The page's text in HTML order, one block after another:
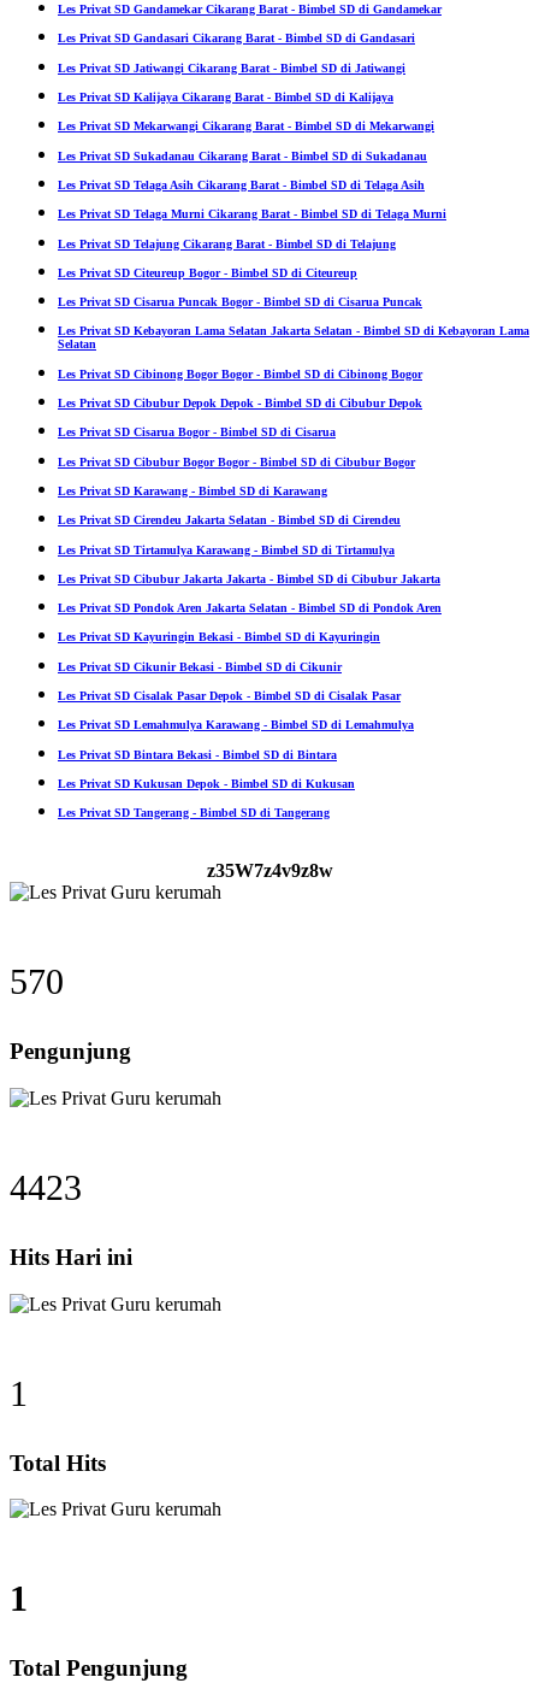
Les Privat SD Gandamekar Cikarang Barat - Bimbel SD di Gandamekar
Les Privat SD Gandasari Cikarang Barat - Bimbel SD di Gandasari
Les Privat SD Jatiwangi Cikarang Barat - Bimbel SD di Jatiwangi
Les Privat SD Kalijaya Cikarang Barat - Bimbel SD di Kalijaya
Les Privat SD Mekarwangi Cikarang Barat - Bimbel SD di Mekarwangi
Les Privat SD Sukadanau Cikarang Barat - Bimbel SD di Sukadanau
Les Privat SD Telaga Asih Cikarang Barat - Bimbel SD di Telaga Asih
Les Privat SD Telaga Murni Cikarang Barat - Bimbel SD di Telaga Murni
Les Privat SD Telajung Cikarang Barat - Bimbel SD di Telajung
Les Privat SD Citeureup Bogor - Bimbel SD di Citeureup
Les Privat SD Cisarua Puncak Bogor - Bimbel SD di Cisarua Puncak
Les Privat SD Kebayoran Lama Selatan Jakarta Selatan - Bimbel SD di Kebayoran Lama
Selatan
Les Privat SD Cibinong Bogor Bogor - Bimbel SD di Cibinong Bogor
Les Privat SD Cibubur Depok Depok - Bimbel SD di Cibubur Depok
Les Privat SD Cisarua Bogor - Bimbel SD di Cisarua
Les Privat SD Cibubur Bogor Bogor - Bimbel SD di Cibubur Bogor
Les Privat SD Karawang - Bimbel SD di Karawang
Les Privat SD Cirendeu Jakarta Selatan - Bimbel SD di Cirendeu
Les Privat SD Tirtamulya Karawang - Bimbel SD di Tirtamulya
Les Privat SD Cibubur Jakarta Jakarta - Bimbel SD di Cibubur Jakarta
Les Privat SD Pondok Aren Jakarta Selatan - Bimbel SD di Pondok Aren
Les Privat SD Kayuringin Bekasi - Bimbel SD di Kayuringin
Les Privat SD Cikunir Bekasi - Bimbel SD di Cikunir
Les Privat SD Cisalak Pasar Depok - Bimbel SD di Cisalak Pasar
Les Privat SD Lemahmulya Karawang - Bimbel SD di Lemahmulya
Les Privat SD Bintara Bekasi - Bimbel SD di Bintara
Les Privat SD Kukusan Depok - Bimbel SD di Kukusan
Les Privat SD Tangerang - Bimbel SD di Tangerang
z35W7z4v9z8w
570
Pengunjung
4423
Hits Hari ini
1
Total Hits
1
Total Pengunjung